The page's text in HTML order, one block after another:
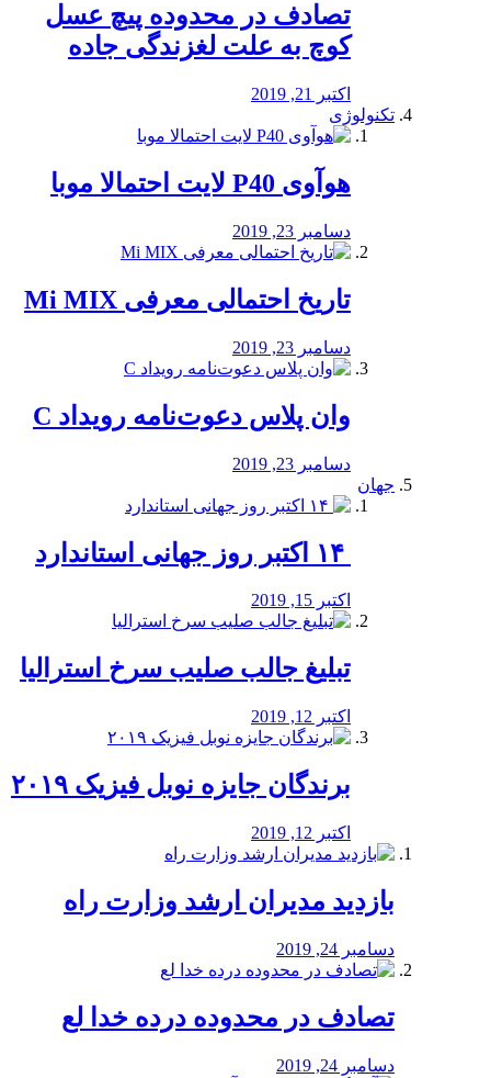
تصادف در محدوده پیچ عسل
کوچ به علت لغزندگی جاده
اکتبر 21, 2019
تکنولوژی
هوآوی P40 لایت احتمالا موبا
دسامبر 23, 2019
تاریخ احتمالی معرفی Mi MIX
دسامبر 23, 2019
وان پلاس دعوت‌نامه رویداد C
دسامبر 23, 2019
جهان
اکتبر 15, 2019
تبلیغ جالب صلیب سرخ استرالیا
اکتبر 12, 2019
برندگان جایزه نوبل فیزیک ۲۰۱۹
اکتبر 12, 2019
بازدید مدیران ارشد وزارت راه
دسامبر 24, 2019
تصادف در محدوده درده خدا لع
دسامبر 24, 2019